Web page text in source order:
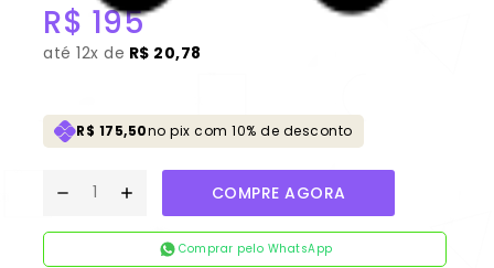
R$ 195
até 12x de R$ 20,78
R$ 175,50no pix com 10% de desconto
COMPRE AGORA
Comprar pelo WhatsApp